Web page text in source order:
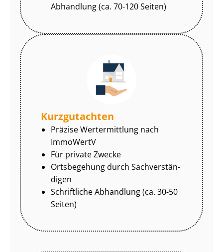
Abhandlung (ca. 70-120 Seiten)
Kurzgutachten
Präzise Wertermittlung nach
ImmoWertV
Für private Zwecke
Ortsbegehung durch Sach­ver­stän­
di­gen
Schriftliche Abhandlung (ca. 30-50
Seiten)